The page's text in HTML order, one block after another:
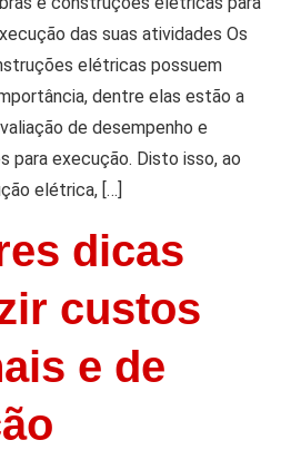
das suas atividades Os
elétricas possuem
dentre elas estão a
de desempenho e
para execução. Disto isso, ao
elétrica, […]
dicas
custos
e de